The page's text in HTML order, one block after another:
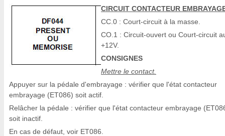
CIRCUIT CONTACTEUR
CC.0 : Court-circuit à la masse.
CO.1 : Circuit-ouvert ou Court-circuit
+12V.
CONSIGNES
Mettre le contact.
Appuyer sur la pédale d'embrayage : vérifier que l'état contacteur
embrayage (ET086) soit actif.
Relâcher la pédale : vérifier que l'état contacteur embrayage
soit inactif.
En cas de défaut, voir ET086.